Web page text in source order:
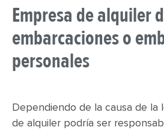
Empresa de alquiler
embarcaciones o
personales
Dependiendo de la causa de la
de alquiler podría ser